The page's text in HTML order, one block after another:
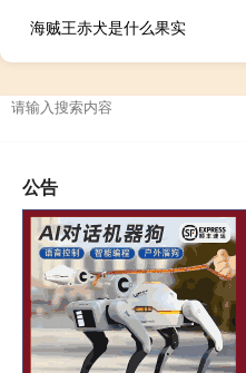
海贼王赤犬是什么果实
公告